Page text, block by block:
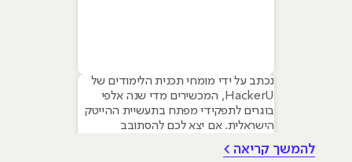
נכתב על ידי מומחי תכנית הלימודים של
HackerU, המכשירים מדי שנה אלפי
בוגרים לתפקידי מפתח בתעשיית ההייטק
הישראלית. אם יצא לכם להסתובב
טכנולוגיים או אפילו סתם לקרוא חדשות,
להמשך קריאה >